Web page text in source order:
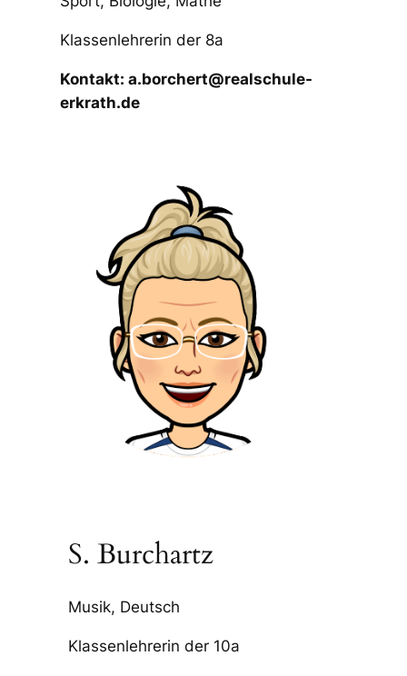
Klassenlehrerin der 8a
Kontakt: a.borchert@realschule-
erkrath.de
S. Burchartz
Musik, Deutsch
Klassenlehrerin der 10a